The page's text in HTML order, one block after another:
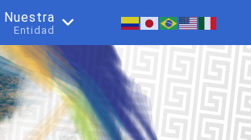
Nuestra
Entidad